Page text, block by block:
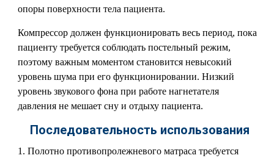
опоры поверхности тела пациента.
Компрессор должен функционировать весь период, пока
пациенту требуется соблюдать постельный режим,
поэтому важным моментом становится невысокий
уровень шума при его функционировании. Низкий
уровень звукового фона при работе нагнетателя
давления не мешает сну и отдыху пациента.
Последовательность использования
Полотно противопролежневого матраса требуется